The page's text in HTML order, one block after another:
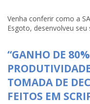
Venha conferir como a
Esgoto, desenvolveu seu
“GANHO DE
TOMADA DE
FEITOS EM